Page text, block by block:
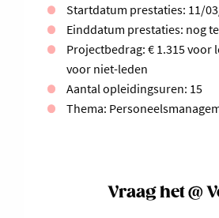
Startdatum prestaties: 11/
Einddatum prestaties: nog
Projectbedrag: € 1.315 voor
voor niet-leden
Aantal opleidingsuren: 15
Thema:
Vraag het @